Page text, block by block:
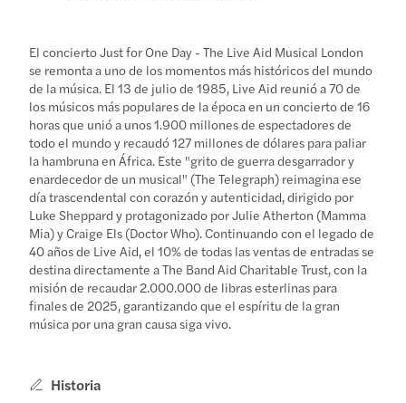
El concierto Just for One Day - The Live Aid Musical London
se remonta a uno de los momentos más históricos del mundo
de la música. El 13 de julio de 1985, Live Aid reunió a 70 de
los músicos más populares de la época en un concierto de 16
horas que unió a unos 1.900 millones de espectadores de
todo el mundo y recaudó 127 millones de dólares para paliar
la hambruna en África. Este "grito de guerra desgarrador y
enardecedor de un musical" (The Telegraph) reimagina ese
día trascendental con corazón y autenticidad, dirigido por
Luke Sheppard y protagonizado por Julie Atherton (Mamma
Mia) y Craige Els (Doctor Who). Continuando con el legado de
40 años de Live Aid, el 10% de todas las ventas de entradas se
destina directamente a The Band Aid Charitable Trust, con la
misión de recaudar 2.000.000 de libras esterlinas para
finales de 2025, garantizando que el espíritu de la gran
música por una gran causa siga vivo.
Historia